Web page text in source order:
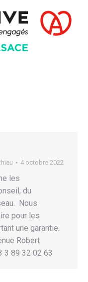
4 octobre 2022
les
du
Nous
pour les
une garantie.
Robert
3 89 32 02 63